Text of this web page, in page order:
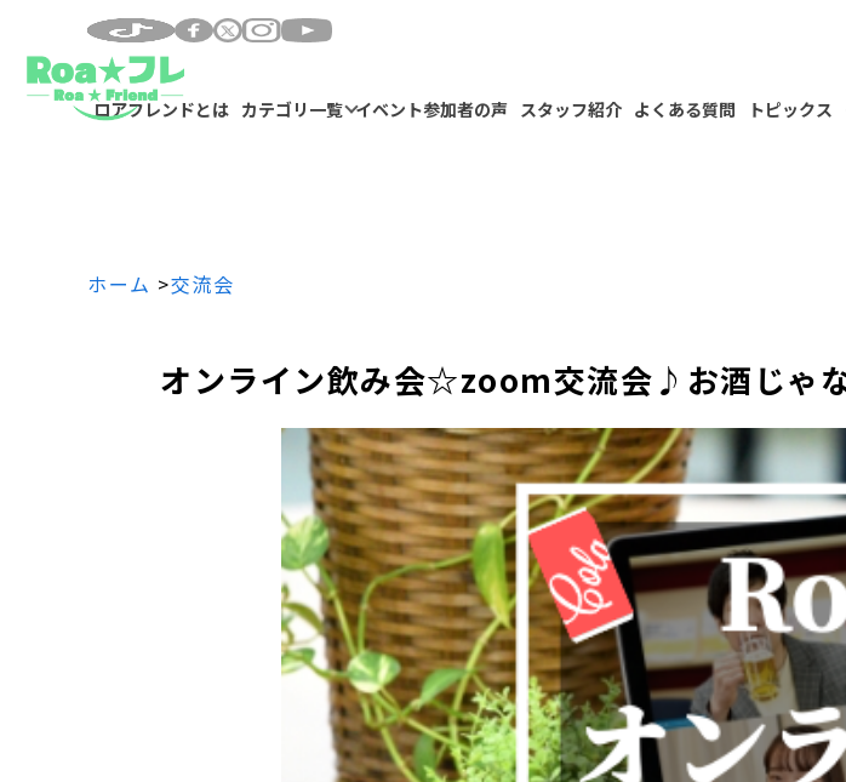
ロアフレンドとは カテゴリ一覧 イベント参加者の声 スタッフ紹介 よくある質問 トピックス
ホーム >交流会
オンライン飲み会☆zoom交流会♪お酒じゃ